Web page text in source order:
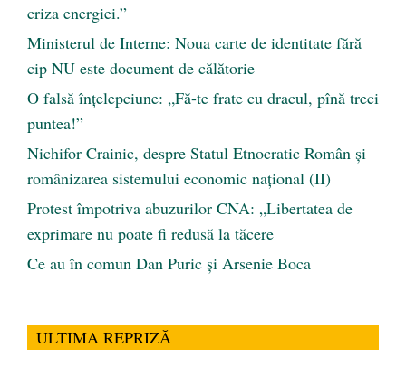
criza energiei.”
Ministerul de Interne: Noua carte de identitate fără
cip NU este document de călătorie
O falsă înțelepciune: „Fă-te frate cu dracul, pînă treci
puntea!”
Nichifor Crainic, despre Statul Etnocratic Român şi
românizarea sistemului economic naţional (II)
Protest împotriva abuzurilor CNA: „Libertatea de
exprimare nu poate fi redusă la tăcere
Ce au în comun Dan Puric şi Arsenie Boca
ULTIMA REPRIZĂ